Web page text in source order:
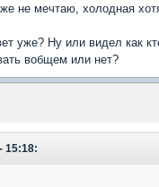
не мечтаю, холодная
уже? Ну или видел как
вобщем или нет?
15:18: